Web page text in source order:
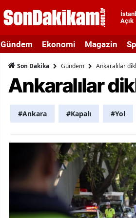
Açık
Gündem Ekonomi Magazin
Son Dakika Gündem Ankaralılar
Ankaralılar
#Ankara #Kapalı #Yol